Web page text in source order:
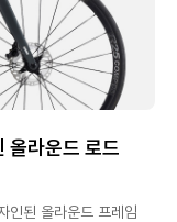
올라운드 로드
인된 올라운드 프레임